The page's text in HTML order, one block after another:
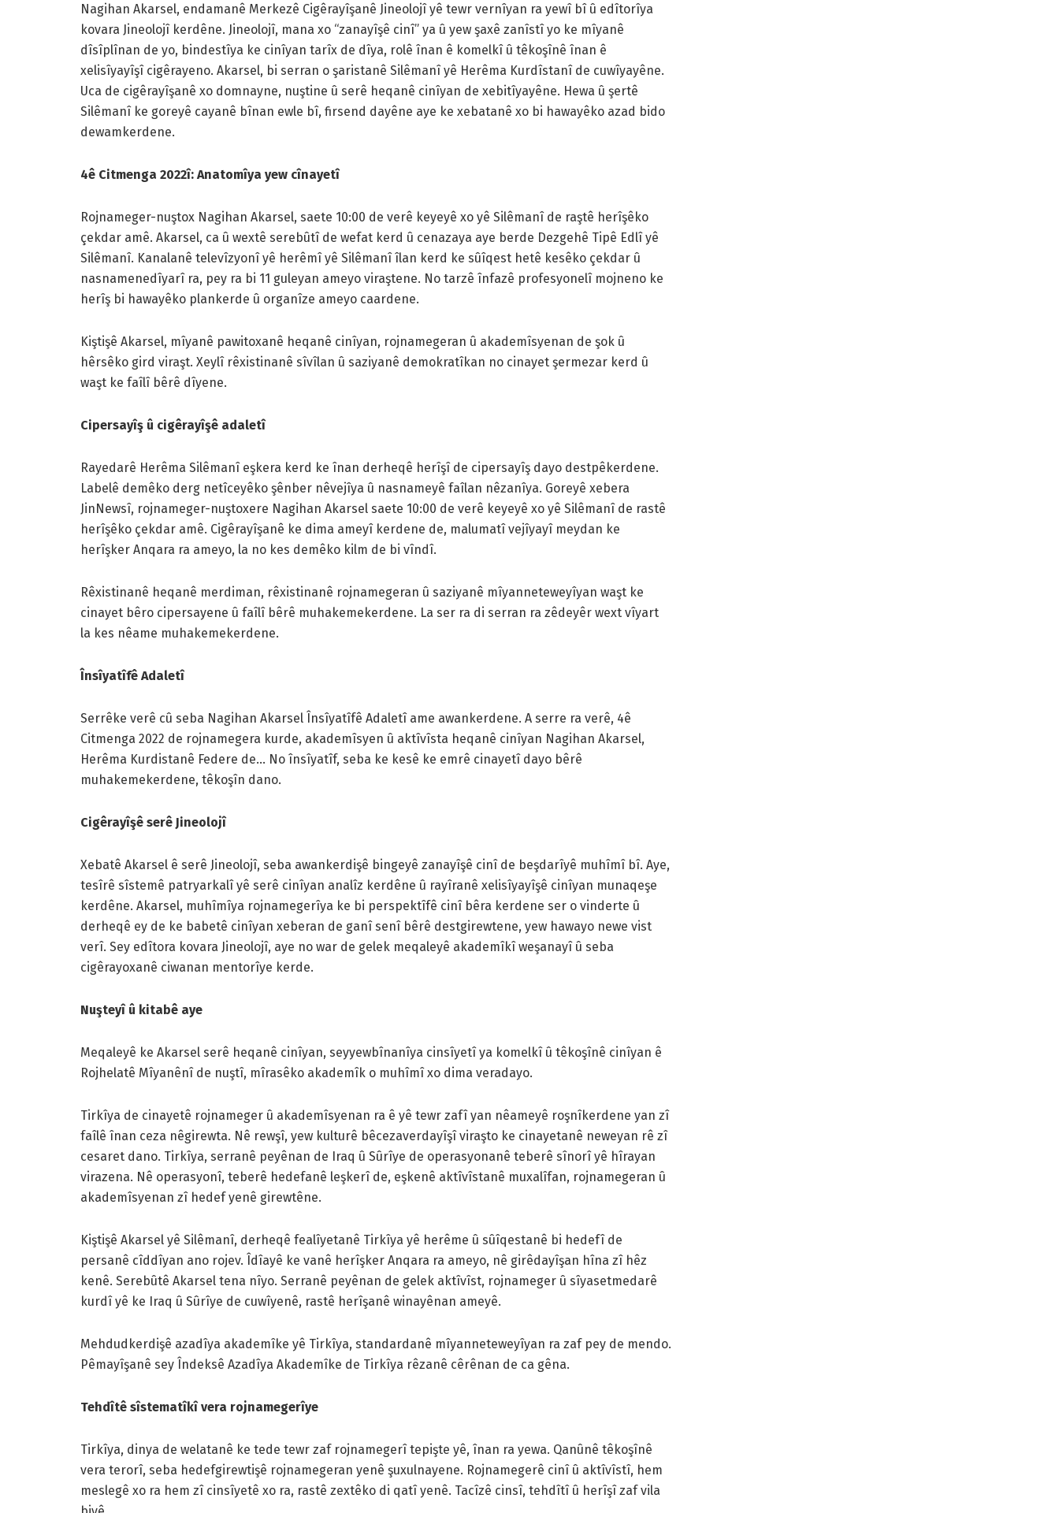
Nagihan Akarsel, endamanê Merkezê Cigêrayîşanê Jineolojî yê tewr vernîyan ra yewî bî û edîtorîya
kovara Jineolojî kerdêne. Jineolojî, mana xo “zanayîşê cinî” ya û yew şaxê zanîstî yo ke mîyanê
dîsîplînan de yo, bindestîya ke cinîyan tarîx de dîya, rolê înan ê komelkî û têkoşînê înan ê
xelisîyayîşî cigêrayeno. Akarsel, bi serran o şaristanê Silêmanî yê Herêma Kurdîstanî de cuwîyayêne.
Uca de cigêrayîşanê xo domnayne, nuştine û serê heqanê cinîyan de xebitîyayêne. Hewa û şertê
Silêmanî ke goreyê cayanê bînan ewle bî, firsend dayêne aye ke xebatanê xo bi hawayêko azad bido
dewamkerdene.
4ê Citmenga 2022î: Anatomîya yew cînayetî
Rojnameger-nuştox Nagihan Akarsel, saete 10:00 de verê keyeyê xo yê Silêmanî de raştê herîşêko
çekdar amê. Akarsel, ca û wextê serebûtî de wefat kerd û cenazaya aye berde Dezgehê Tipê Edlî yê
Silêmanî. Kanalanê televîzyonî yê herêmî yê Silêmanî îlan kerd ke sûîqest hetê kesêko çekdar û
nasnamenedîyarî ra, pey ra bi 11 guleyan ameyo viraştene. No tarzê înfazê profesyonelî mojneno ke
herîş bi hawayêko plankerde û organîze ameyo caardene.
Kiştişê Akarsel, mîyanê pawitoxanê heqanê cinîyan, rojnamegeran û akademîsyenan de şok û
hêrsêko gird viraşt. Xeylî rêxistinanê sîvîlan û saziyanê demokratîkan no cinayet şermezar kerd û
waşt ke faîlî bêrê dîyene.
Cipersayîş û cigêrayîşê adaletî
Rayedarê Herêma Silêmanî eşkera kerd ke înan derheqê herîşî de cipersayîş dayo destpêkerdene.
Labelê demêko derg netîceyêko şênber nêvejîya û nasnameyê faîlan nêzanîya. Goreyê xebera
JinNewsî, rojnameger-nuştoxere Nagihan Akarsel saete 10:00 de verê keyeyê xo yê Silêmanî de rastê
herîşêko çekdar amê. Cigêrayîşanê ke dima ameyî kerdene de, malumatî vejîyayî meydan ke
herîşker Anqara ra ameyo, la no kes demêko kilm de bi vîndî.
Rêxistinanê heqanê merdiman, rêxistinanê rojnamegeran û saziyanê mîyanneteweyîyan waşt ke
cinayet bêro cipersayene û faîlî bêrê muhakemekerdene. La ser ra di serran ra zêdeyêr wext vîyart
la kes nêame muhakemekerdene.
Însîyatîfê Adaletî
Serrêke verê cû seba Nagihan Akarsel Însîyatîfê Adaletî ame awankerdene. A serre ra verê, 4ê
Citmenga 2022 de rojnamegera kurde, akademîsyen û aktîvîsta heqanê cinîyan Nagihan Akarsel,
Herêma Kurdistanê Federe de… No însîyatîf, seba ke kesê ke emrê cinayetî dayo bêrê
muhakemekerdene, têkoşîn dano.
Cigêrayîşê serê Jineolojî
Xebatê Akarsel ê serê Jineolojî, seba awankerdişê bingeyê zanayîşê cinî de beşdarîyê muhîmî bî. Aye,
tesîrê sîstemê patryarkalî yê serê cinîyan analîz kerdêne û rayîranê xelisîyayîşê cinîyan munaqeşe
kerdêne. Akarsel, muhîmîya rojnamegerîya ke bi perspektîfê cinî bêra kerdene ser o vinderte û
derheqê ey de ke babetê cinîyan xeberan de ganî senî bêrê destgirewtene, yew hawayo newe vist
verî. Sey edîtora kovara Jineolojî, aye no war de gelek meqaleyê akademîkî weşanayî û seba
cigêrayoxanê ciwanan mentorîye kerde.
Nuşteyî û kitabê aye
Meqaleyê ke Akarsel serê heqanê cinîyan, seyyewbînanîya cinsîyetî ya komelkî û têkoşînê cinîyan ê
Rojhelatê Mîyanênî de nuştî, mîrasêko akademîk o muhîmî xo dima veradayo.
Tirkîya de cinayetê rojnameger û akademîsyenan ra ê yê tewr zafî yan nêameyê roşnîkerdene yan zî
faîlê înan ceza nêgirewta. Nê rewşî, yew kulturê bêcezaverdayîşî viraşto ke cinayetanê neweyan rê zî
cesaret dano. Tirkîya, serranê peyênan de Iraq û Sûrîye de operasyonanê teberê sînorî yê hîrayan
virazena. Nê operasyonî, teberê hedefanê leşkerî de, eşkenê aktîvîstanê muxalîfan, rojnamegeran û
akademîsyenan zî hedef yenê girewtêne.
Kiştişê Akarsel yê Silêmanî, derheqê fealîyetanê Tirkîya yê herême û sûîqestanê bi hedefî de
persanê cîddîyan ano rojev. Îdîayê ke vanê herîşker Anqara ra ameyo, nê girêdayîşan hîna zî hêz
kenê. Serebûtê Akarsel tena nîyo. Serranê peyênan de gelek aktîvîst, rojnameger û sîyasetmedarê
kurdî yê ke Iraq û Sûrîye de cuwîyenê, rastê herîşanê winayênan ameyê.
Mehdudkerdişê azadîya akademîke yê Tirkîya, standardanê mîyanneteweyîyan ra zaf pey de mendo.
Pêmayîşanê sey Îndeksê Azadîya Akademîke de Tirkîya rêzanê cêrênan de ca gêna.
Tehdîtê sîstematîkî vera rojnamegerîye
Tirkîya, dinya de welatanê ke tede tewr zaf rojnamegerî tepişte yê, înan ra yewa. Qanûnê têkoşînê
vera terorî, seba hedefgirewtişê rojnamegeran yenê şuxulnayene. Rojnamegerê cinî û aktîvîstî, hem
meslegê xo ra hem zî cinsîyetê xo ra, rastê zextêko di qatî yenê. Tacîzê cinsî, tehdîtî û herîşî zaf vila